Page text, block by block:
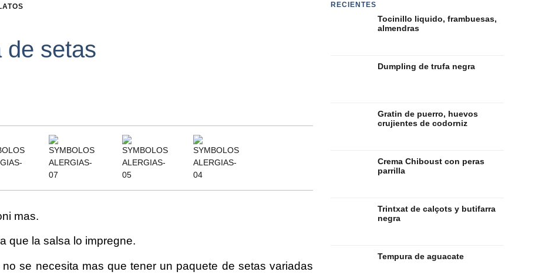
de setas
mas.
que la salsa lo impregne.
se necesita mas que tener un paquete de setas variadas
RECIENTES
Tocinillo liquido, frambuesas,
almendras
Dumpling de trufa negra
Gratin de puerro, huevos
crujientes de codorniz
Crema Chiboust con peras
parrilla
Trintxat de calçots y butifarra
negra
Tempura de aguacate